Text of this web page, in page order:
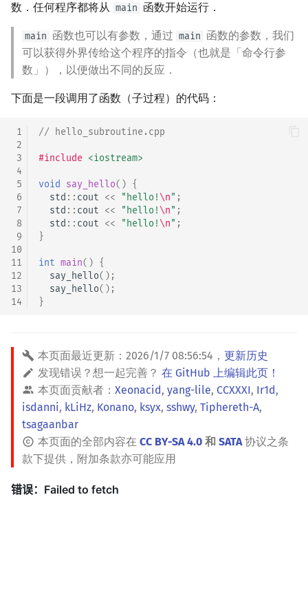
数．任何程序都将从 main 函数开始运行．
main 函数也可以有参数，通过 main 函数的参数，我们
可以获得外界传给这个程序的指令（也就是「命令行参
数」），以便做出不同的反应．
下面是一段调用了函数（子过程）的代码：
1
2
3
4
5
6
7
8
9
10
11
12
13
14
// hello_subroutine.cpp
#include <iostream>
void say_hello() {
std :: cout << "hello! \n" ;
std :: cout << "hello! \n" ;
std :: cout << "hello! \n" ;
}
int main() {
say_hello();
say_hello();
}
本页面最近更新： 2026/1/7 08:56:54 ， 更新历史
发现错误？想一起完善？ 在 GitHub 上编辑此页！
本页面贡献者： Xeonacid, yang-lile, CCXXXI, Ir1d,
isdanni, kLiHz, Konano, ksyx, sshwy, Tiphereth-A,
tsagaanbar
本页面的全部内容在 CC BY-SA 4.0 和 SATA协议之条
款下提供，附加条款亦可能应用